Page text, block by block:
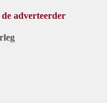
adverteerder